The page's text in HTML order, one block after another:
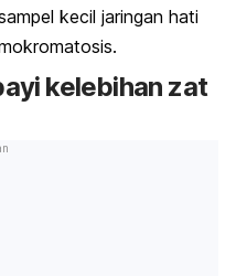
kecil jaringan hati
kelebihan zat